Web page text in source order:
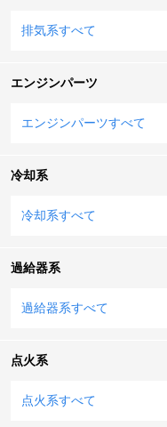
排気系すべて
エンジンパーツ
エンジンパーツすべて
冷却系
冷却系すべて
過給器系
過給器系すべて
点火系
点火系すべて